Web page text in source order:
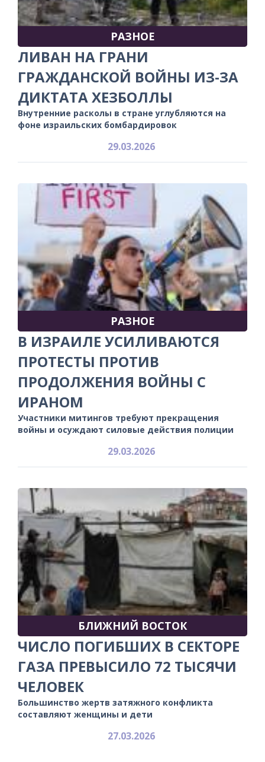
РАЗНОЕ
ЛИВАН НА ГРАНИ
ГРАЖДАНСКОЙ ВОЙНЫ ИЗ-ЗА
ДИКТАТА ХЕЗБОЛЛЫ
Внутренние расколы в стране углубляются на
фоне израильских бомбардировок
29.03.2026
РАЗНОЕ
В ИЗРАИЛЕ УСИЛИВАЮТСЯ
ПРОТЕСТЫ ПРОТИВ
ПРОДОЛЖЕНИЯ ВОЙНЫ С
ИРАНОМ
Участники митингов требуют прекращения
войны и осуждают силовые действия полиции
29.03.2026
БЛИЖНИЙ ВОСТОК
ЧИСЛО ПОГИБШИХ В СЕКТОРЕ
ГАЗА ПРЕВЫСИЛО 72 ТЫСЯЧИ
ЧЕЛОВЕК
Большинство жертв затяжного конфликта
составляют женщины и дети
27.03.2026